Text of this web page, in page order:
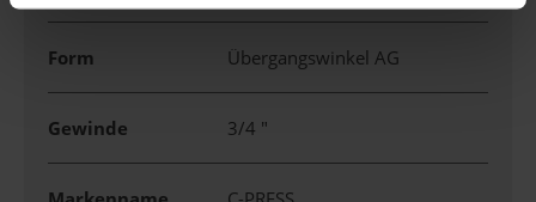
Form Übergangswinkel AG
Gewinde 3/4 "